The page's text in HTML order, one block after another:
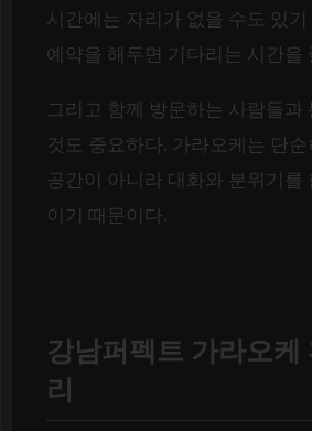
시간에는 자리가 없을 수도 있
예약을 해두면 기다리는 시간을
그리고 함께 방문하는 사람들과
것도 중요하다. 가라오케는 단
공간이 아니라 대화와 분위기를
이기 때문이다.
강남퍼펙트 가라오케
리